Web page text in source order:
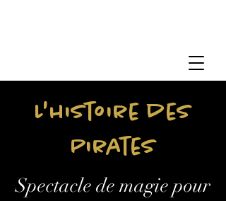
L'histoire des
Pirates
Spectacle de magie pour